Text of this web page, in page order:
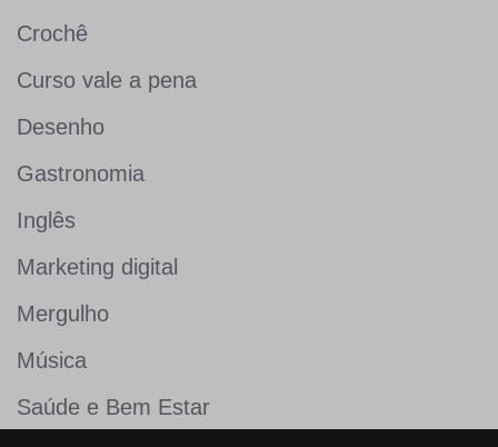
Crochê
Curso vale a pena
Desenho
Gastronomia
Inglês
Marketing digital
Mergulho
Música
Saúde e Bem Estar